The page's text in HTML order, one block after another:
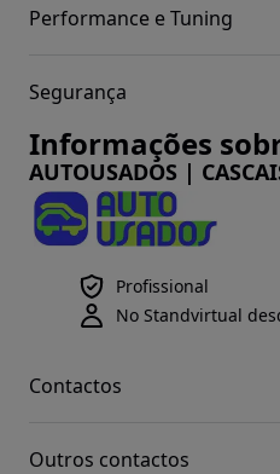
Performance e Tuning
Segurança
Informações
AUTOUSADOS |
Profissional
No Standvirtual
Contactos
Outros contactos